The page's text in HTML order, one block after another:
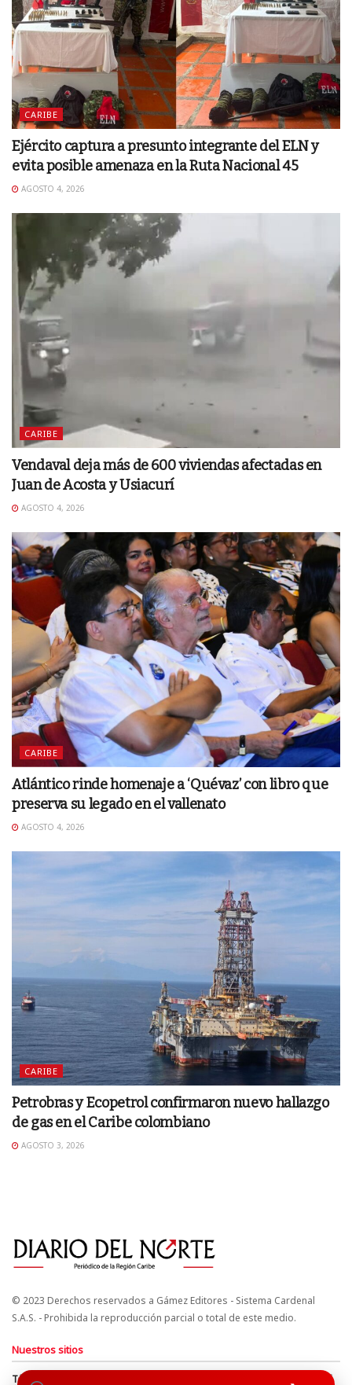
CARIBE
Ejército captura a presunto integrante del ELN y
evita posible amenaza en la Ruta Nacional 45
AGOSTO 4, 2026
CARIBE
Vendaval deja más de 600 viviendas afectadas en
Juan de Acosta y Usiacurí
AGOSTO 4, 2026
CARIBE
Atlántico rinde homenaje a ‘Quévaz’ con libro que
preserva su legado en el vallenato
AGOSTO 4, 2026
CARIBE
Petrobras y Ecopetrol confirmaron nuevo hallazgo
de gas en el Caribe colombiano
AGOSTO 3, 2026
© 2023 Derechos reservados a Gámez Editores - Sistema Cardenal
S.A.S. - Prohibida la reproducción parcial o total de este medio.
Nuestros sitios
Términos y Condiciones Derechos de Autor y Propiedad Intelectual